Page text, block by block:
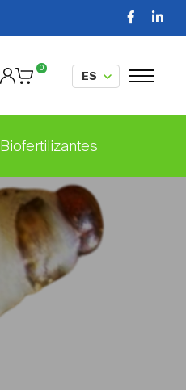
0
Biofertilizantes